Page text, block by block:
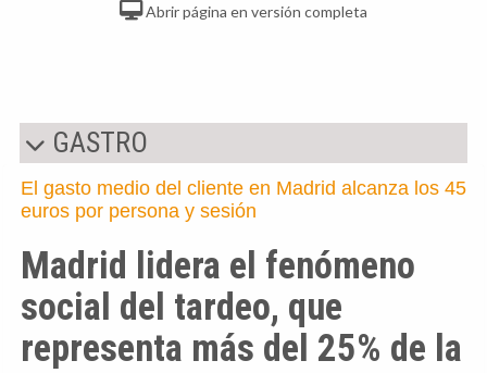
Abrir página en versión completa
GASTRO
El gasto medio del cliente en Madrid alcanza los 45
euros por persona y sesión
Madrid lidera el fenómeno
social del tardeo, que
representa más del 25% de la